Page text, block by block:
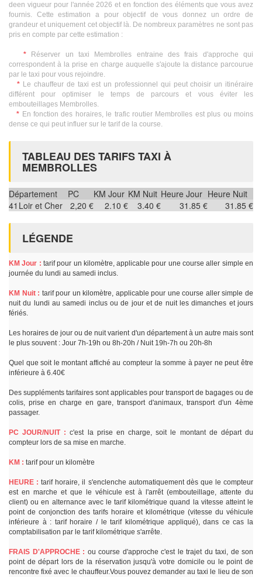
deen vigueur pour l'année 2026 et en fonction des éléments que vous avez
fournis. Cette estimation a pour objectif de vous donnez un ordre de
grandeur et uniquement cet objectif là. De nombreux paramètres ne sont pas
pris en compte par cette estimation :
* Réserver un taxi Membrolles entraine des frais d'approche qui
correspondent à la prise en charge auquelle s'ajoute la distance parcourue
par le taxi pour vous rejoindre.
* Le chauffeur de taxi est un professionnel qui peut choisir un itinéraire
différent pour optimiser le temps de parcours et vous éviter les
embouteillages Membrolles.
* En fonction des horaires, le trafic routier Membrolles est plus ou moins
dense ce qui peut influer sur le tarif de la course.
TABLEAU DES TARIFS TAXI À
MEMBROLLES
Département PC KM Jour KM Nuit Heure Jour Heure Nuit
41 Loir et Cher 2,20 € 2.10 € 3.40 € 31.85 € 31.85 €
LÉGENDE
KM Jour : tarif pour un kilomètre, applicable pour une course aller simple en
journée du lundi au samedi inclus.
KM Nuit : tarif pour un kilomètre, applicable pour une course aller simple de
nuit du lundi au samedi inclus ou de jour et de nuit les dimanches et jours
fériés.
Les horaires de jour ou de nuit varient d'un département à un autre mais sont
le plus souvent : Jour 7h-19h ou 8h-20h / Nuit 19h-7h ou 20h-8h
Quel que soit le montant affiché au compteur la somme à payer ne peut être
inférieure à 6.40€
Des suppléments tarifaires sont applicables pour transport de bagages ou de
colis, prise en charge en gare, transport d'animaux, transport d'un 4ème
passager.
PC JOUR/NUIT : c'est la prise en charge, soit le montant de départ du
compteur lors de sa mise en marche.
KM : tarif pour un kilomètre
HEURE : tarif horaire, il s'enclenche automatiquement dès que le compteur
est en marche et que le véhicule est à l'arrêt (embouteillage, attente du
client) ou en alternance avec le tarif kilométrique quand la vitesse atteint le
point de conjonction des tarifs horaire et kilométrique (vitesse du véhicule
inférieure à : tarif horaire / le tarif kilométrique appliqué), dans ce cas la
comptabilisation par le tarif kilométrique s'arrête.
FRAIS D'APPROCHE : ou course d'approche c'est le trajet du taxi, de son
point de départ lors de la réservation jusqu'à votre domicile ou le point de
rencontre fixé avec le chauffeur.Vous pouvez demander au taxi le lieu de son